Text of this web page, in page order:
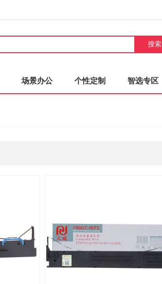
搜索
场景办公 个性定制 智选专区